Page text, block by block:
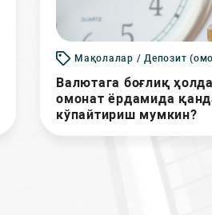
Мақолалар / Депозит
Валютага боғлиқ
омонат ёрдамида
кўпайтириш мумкин?